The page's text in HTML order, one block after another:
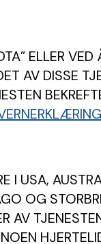
ELLER
AV DISSE
I USA,
OG
AV